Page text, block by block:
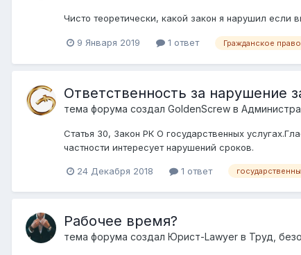
Чисто теоретически, какой закон я нарушил
9 Января 2019 1 ответ Гражданское право
Ответственность за нарушение
тема форума создал GoldenScrew в
Статья 30, Закон РК О государственных
частности интересует нарушений сроков.
24 Декабря 2018 1 ответ
Рабочее время?
тема форума создал Юрист-Lawyer в Труд,